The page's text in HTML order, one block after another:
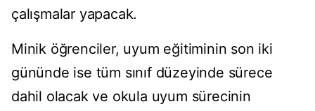
çalışmalar yapacak.
Minik öğrenciler, uyum eğitiminin son iki
gününde ise tüm sınıf düzeyinde sürece
dahil olacak ve okula uyum sürecinin